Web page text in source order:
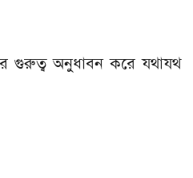
গুরুত্ব অনুধাবন করে যথাযথ